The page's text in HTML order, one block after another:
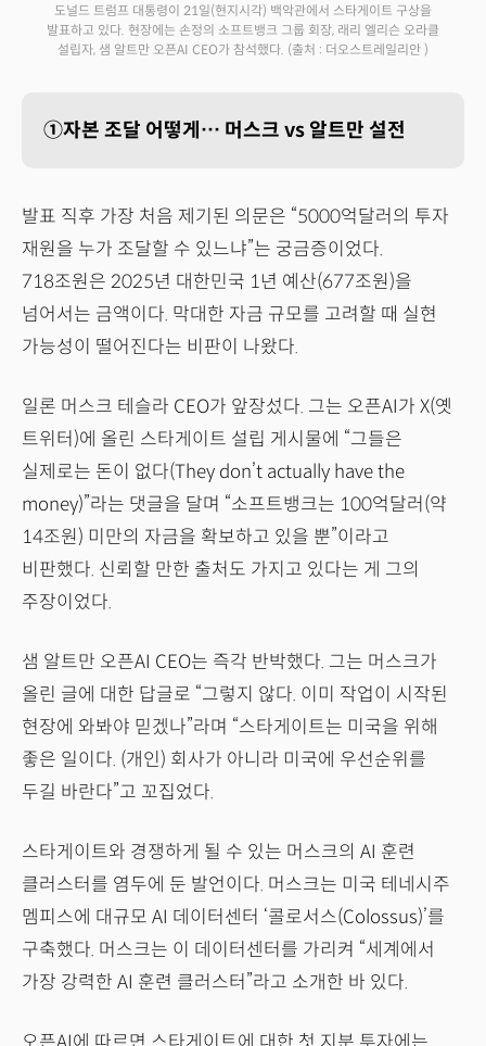
도널드 트럼프 대통령이 21일(현지시각) 백악관에서 스타게이트 구상을
발표하고 있다. 현장에는 손정의 소프트뱅크 그룹 회장, 래리 엘리슨 오라클
설립자, 샘 알트만 오픈AI CEO가 참석했다. (출처 : 더오스트레일리안 )
①자본 조달 어떻게… 머스크 vs 알트만 설전
발표 직후 가장 처음 제기된 의문은 “5000억달러의 투자
재원을 누가 조달할 수 있느냐”는 궁금증이었다.
718조원은 2025년 대한민국 1년 예산(677조원)을
넘어서는 금액이다. 막대한 자금 규모를 고려할 때 실현
가능성이 떨어진다는 비판이 나왔다.
일론 머스크 테슬라 CEO가 앞장섰다. 그는 오픈AI가 X(옛
트위터)에 올린 스타게이트 설립 게시물에 “그들은
실제로는 돈이 없다(They don’t actually have the
money)”라는 댓글을 달며 “소프트뱅크는 100억달러(약
14조원) 미만의 자금을 확보하고 있을 뿐”이라고
비판했다. 신뢰할 만한 출처도 가지고 있다는 게 그의
주장이었다.
샘 알트만 오픈AI CEO는 즉각 반박했다. 그는 머스크가
올린 글에 대한 답글로 “그렇지 않다. 이미 작업이 시작된
현장에 와봐야 믿겠나”라며 “스타게이트는 미국을 위해
좋은 일이다. (개인) 회사가 아니라 미국에 우선순위를
두길 바란다”고 꼬집었다.
스타게이트와 경쟁하게 될 수 있는 머스크의 AI 훈련
클러스터를 염두에 둔 발언이다. 머스크는 미국 테네시주
멤피스에 대규모 AI 데이터센터 ‘콜로서스(Colossus)’를
구축했다. 머스크는 이 데이터센터를 가리켜 “세계에서
가장 강력한 AI 훈련 클러스터”라고 소개한 바 있다.